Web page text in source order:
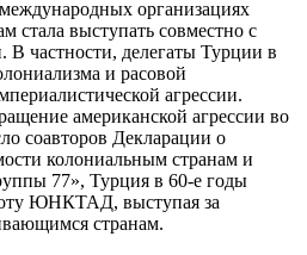
организациях
стала выступать совместно с
В частности, делегаты Турции в
и расовой
агрессии.
американской агрессии во
соавторов Декларации о
колониальным странам и
77», Турция в 60-е годы
ЮНКТАД, выступая за
странам.